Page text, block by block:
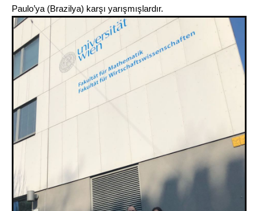
Paulo’ya (Brazilya) karşı yarışmışlardır.